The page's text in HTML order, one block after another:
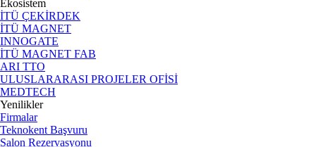
Ekosistem
İTÜ ÇEKİRDEK
İTÜ MAGNET
INNOGATE
İTÜ MAGNET FAB
ARI TTO
ULUSLARARASI PROJELER OFİSİ
MEDTECH
Yenilikler
Firmalar
Teknokent Başvuru
Salon Rezervasyonu